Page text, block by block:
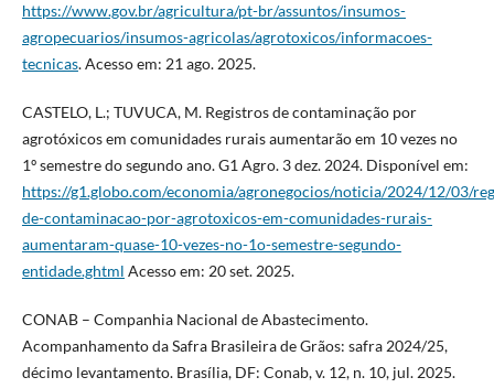
https://www.gov.br/agricultura/pt-br/assuntos/insumos-
agropecuarios/insumos-agricolas/agrotoxicos/informacoes-
tecnicas. Acesso em: 21 ago. 2025.
CASTELO, L.; TUVUCA, M. Registros de contaminação por
agrotóxicos em comunidades rurais aumentarão em 10 vezes no
1º semestre do segundo ano. G1 Agro. 3 dez. 2024. Disponível em:
https://g1.globo.com/economia/agronegocios/noticia/2024/12/03/
de-contaminacao-por-agrotoxicos-em-comunidades-rurais-
aumentaram-quase-10-vezes-no-1o-semestre-segundo-
entidade.ghtml Acesso em: 20 set. 2025.
CONAB – Companhia Nacional de Abastecimento.
Acompanhamento da Safra Brasileira de Grãos: safra 2024/25,
décimo levantamento. Brasília, DF: Conab, v. 12, n. 10, jul. 2025.